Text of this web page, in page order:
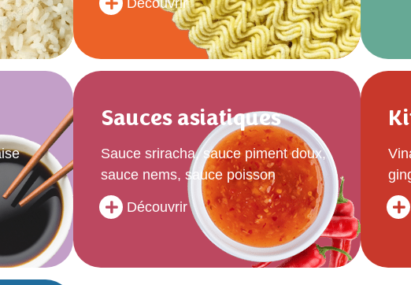
Découvrir
Sauces asiatiques
Sauce sriracha, sauce piment doux,
sauce nems, sauce poisson
Découvrir